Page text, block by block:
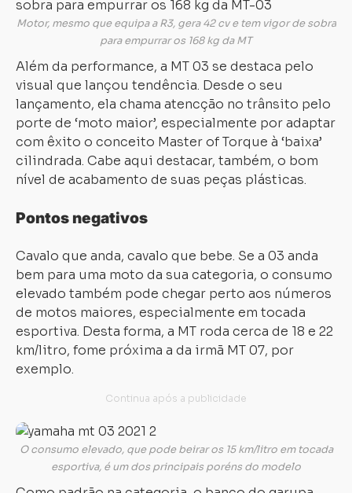
Motor, mesmo que equipa a R3, gera 42 cv e tem vigor de sobra
para empurrar os 168 kg da MT
Além da performance, a MT 03 se destaca pelo
visual que lançou tendência. Desde o seu
lançamento, ela chama atencção no trânsito pelo
porte de ‘moto maior’, especialmente por adaptar
com êxito o conceito Master of Torque à ‘baixa’
cilindrada. Cabe aqui destacar, também, o bom
nível de acabamento de suas peças plásticas.
Pontos negativos
Cavalo que anda, cavalo que bebe. Se a 03 anda
bem para uma moto da sua categoria, o consumo
elevado também pode chegar perto aos números
de motos maiores, especialmente em tocada
esportiva. Desta forma, a MT roda cerca de 18 e 22
km/litro, fome próxima a da irmã MT 07, por
exemplo.
O consumo elevado, que pode beirar os 15 km/litro em tocada
esportiva, é um dos principais poréns do modelo